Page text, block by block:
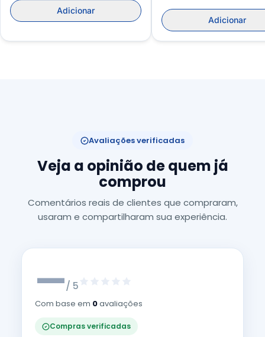
Adicionar
Adicionar
Avaliações verificadas
Veja a opinião de quem já
comprou
Comentários reais de clientes que compraram,
usaram e compartilharam sua experiência.
—/ 5
Com base em 0avaliações
Compras verificadas